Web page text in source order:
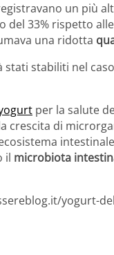
un più
del 33% rispetto
una ridotta
stabiliti nel
per la salute
crescita di
il microbiota
yogurt-